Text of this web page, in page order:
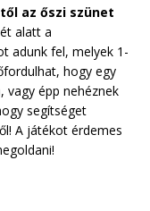
az őszi szünet
alatt a
adunk fel, melyek 1-
hogy egy
épp nehéznek
segítséget
A játékot érdemes